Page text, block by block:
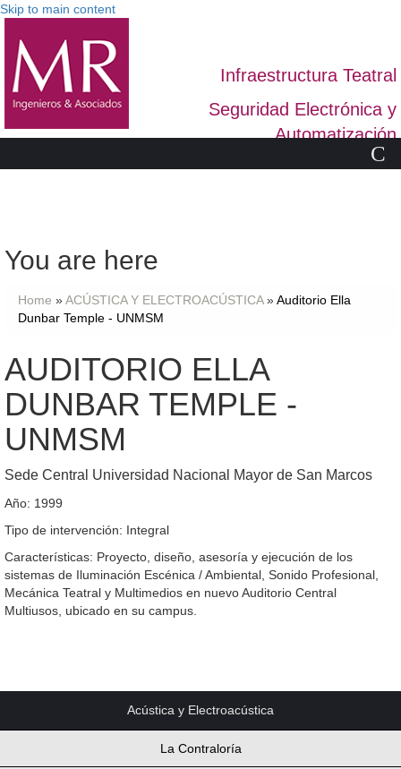
Skip to main content
Infraestructura Teatral
Seguridad Electrónica y
Automatización
C
You are here
Home »ACÚSTICA Y ELECTROACÚSTICA»Auditorio Ella
Dunbar Temple - UNMSM
AUDITORIO ELLA
DUNBAR TEMPLE -
UNMSM
Sede Central Universidad Nacional Mayor de San Marcos
Año: 1999
Tipo de intervención: Integral
Características: Proyecto, diseño, asesoría y ejecución de los
sistemas de Iluminación Escénica / Ambiental, Sonido Profesional,
Mecánica Teatral y Multimedios en nuevo Auditorio Central
Multiusos, ubicado en su campus.
Acústica y Electroacústica
La Contraloría